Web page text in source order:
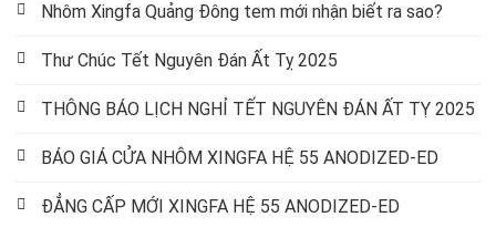
Nhôm Xingfa Quảng Đông tem mới nhận biết ra sao?
Thư Chúc Tết Nguyên Đán Ất Tỵ 2025
THÔNG BÁO LỊCH NGHỈ TẾT NGUYÊN ĐÁN ẤT TỴ 2025
BÁO GIÁ CỬA NHÔM XINGFA HỆ 55 ANODIZED-ED
ĐẲNG CẤP MỚI XINGFA HỆ 55 ANODIZED-ED